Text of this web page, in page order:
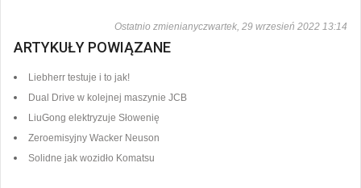
Ostatnio zmienianyczwartek, 29 wrzesień 2022 13:14
ARTYKUŁY POWIĄZANE
Liebherr testuje i to jak!
Dual Drive w kolejnej maszynie JCB
LiuGong elektryzuje Słowenię
Zeroemisyjny Wacker Neuson
Solidne jak wozidło Komatsu